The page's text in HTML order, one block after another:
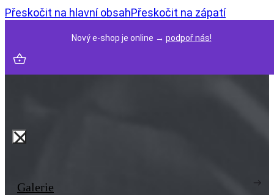
Přeskočit na hlavní obsahPřeskočit na zápatí
Nový e-shop je online → podpoř nás!
Galerie